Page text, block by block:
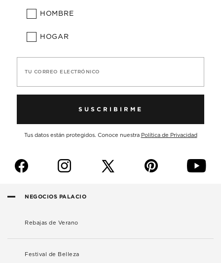
HOMBRE
HOGAR
TU CORREO ELECTRÓNICO
SUSCRIBIRME
Tus datos están protegidos. Conoce nuestra Política de Privacidad
f i p y
NEGOCIOS PALACIO
Rebajas de Verano
Festival de Belleza